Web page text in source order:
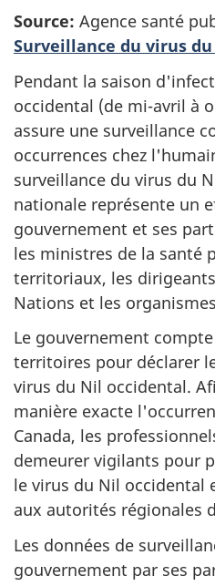
Source: Agence santé
Surveillance du virus
Pendant la saison
occidental (de mi-avril à
assure une surveillance
occurrences chez
surveillance du virus du
nationale représente un
gouvernement et ses
les ministres de la santé
territoriaux, les
Nations et les
Le gouvernement
territoires pour déclarer
virus du Nil occidental.
manière exacte
Canada, les
demeurer vigilants pour
le virus du Nil occidental
aux autorités régionales
Les données de
gouvernement par ses